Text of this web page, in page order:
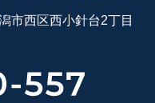
市西区西小針台2丁目